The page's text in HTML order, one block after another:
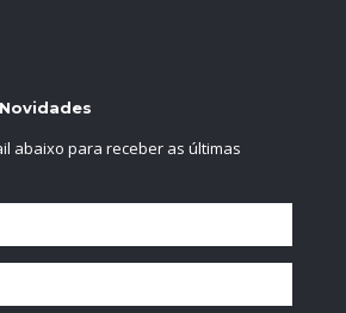
abaixo para receber as últimas